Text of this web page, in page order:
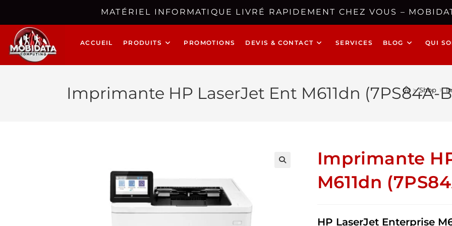
MATÉRIEL INFORMATIQUE LIVRÉ RAPIDEMENT CHEZ VOUS –
ACCUEIL PRODUITS PROMOTIONS DEVIS & CONTACT SERVICES BLOG QUI
Imprimante HP LaserJet Ent M611dn (7PS84A-
> Shop >
Imprimante
M611dn
HP LaserJet Enterprise